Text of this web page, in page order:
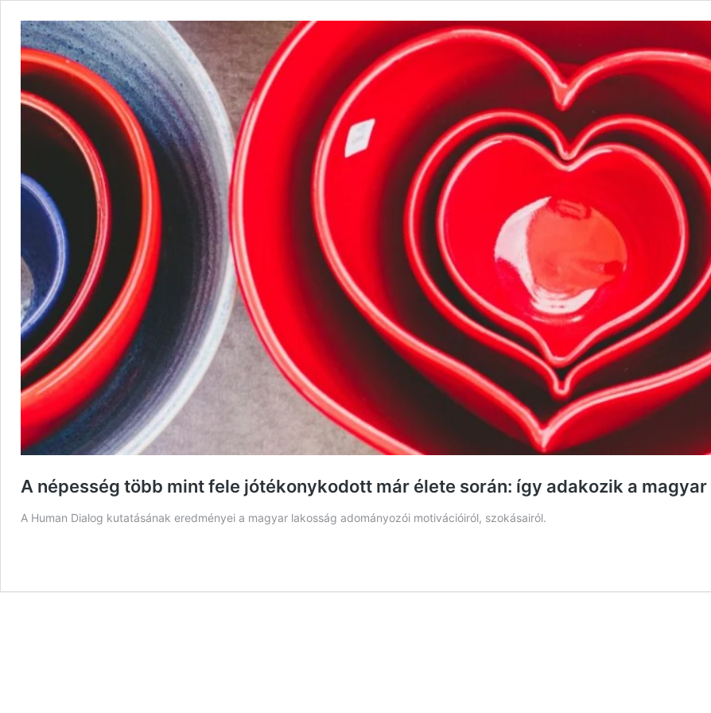
A népesség több mint fele jótékonykodott már élete során: így adakozik a magyar
A Human Dialog kutatásának eredményei a magyar lakosság adományozói motivációiról, szokásairól.